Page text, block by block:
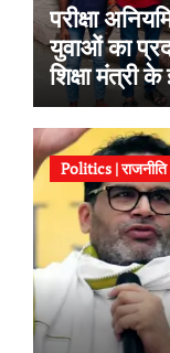
परीक्षा
युवाओं का
शिक्षा मंत्री
Politics | राजनीति